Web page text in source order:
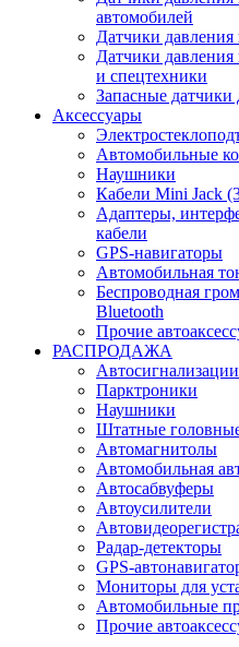
автомобилей
Датчики давления
Датчики
и спецтехники
Запасные датчики
Аксессуары
Автомобильные
Наушники
Кабели Mini Jack
Адаптеры,
кабели
GPS-навигаторы
Автомобильная
Беспроводная
Bluetooth
Прочие
РАСПРОДАЖА
Автосигнализации
Парктроники
Наушники
Штатные
Автомагнитолы
Автомобильная
Автосабвуферы
Автоусилители
Радар-детекторы
GPS-
Мониторы для
Автомобильные
Прочие